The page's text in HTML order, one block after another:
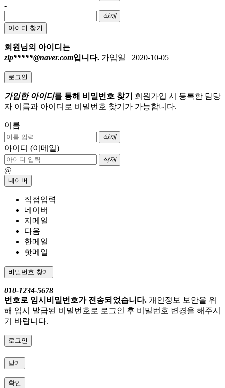
-
삭제
아이디 찾기
회원님의 아이디는
zip*****@naver.com입니다. 가입일 | 2020-10-05
로그인
가입한 아이디를 통해 비밀번호 찾기
회원가입 시 등록한 담당
자 이름과 아이디로 비밀번호 찾기가 가능합니다.
이름
삭제
아이디 (이메일)
삭제
@
네이버
직접입력
네이버
지메일
다음
한메일
핫메일
비밀번호 찾기
010-1234-5678
번호로 임시비밀번호가 전송되었습니다. 개인정보 보안을 위
해 임시 발급된 비밀번호로 로그인 후 비밀번호 변경을 해주시
기 바랍니다.
로그인
닫기
확인